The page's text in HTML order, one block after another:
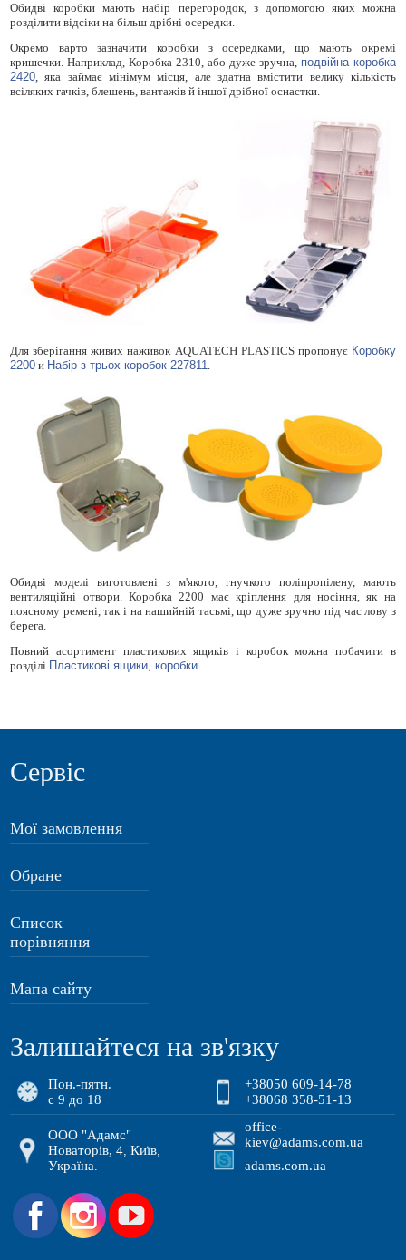
Обидві коробки мають набір перегородок, з допомогою яких можна
розділити відсіки на більш дрібні осередки.
Окремо варто зазначити коробки з осередками, що мають окремі
кришечки. Наприклад, Коробка 2310, або дуже зручна, подвійна коробка
2420, яка займає мінімум місця, але здатна вмістити велику кількість
всіляких гачків, блешень, вантажів й іншої дрібної оснастки.
Для зберігання живих наживок AQUATECH PLASTICS пропонує Коробку
2200 и Набір з трьох коробок 227811.
Обидві моделі виготовлені з м'якого, гнучкого поліпропілену, мають
вентиляційні отвори. Коробка 2200 має кріплення для носіння, як на
поясному ремені, так і на нашийній тасьмі, що дуже зручно під час лову з
берега.
Повний асортимент пластикових ящиків і коробок можна побачити в
розділі Пластикові ящики, коробки.
Сервіс
Мої замовлення
Обране
Список
порівняння
Мапа сайту
Залишайтеся на зв'язку
Пон.-пятн.
с 9 до 18
+38050 609-14-78
+38068 358-51-13
ООО "Адамс"
Новаторів, 4 ,Київ
Україна
office-
kiev@adams.com.ua
adams.com.ua
.